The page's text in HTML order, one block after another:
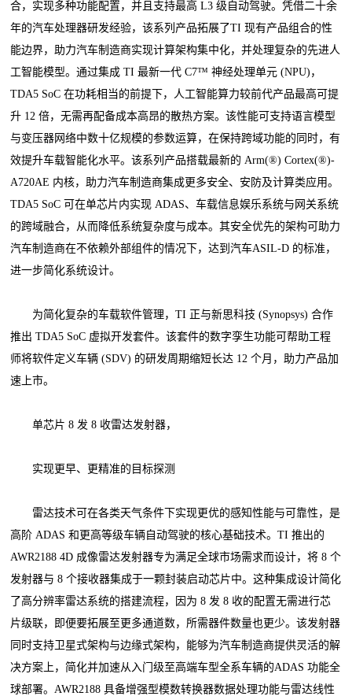
合，实现多种功能配置，并且支持最高 L3 级自动驾驶。凭借二十余
年的汽车处理器研发经验，该系列产品拓展了TI 现有产品组合的性
能边界，助力汽车制造商实现计算架构集中化，并处理复杂的先进人
工智能模型。通过集成 TI 最新一代 C7™ 神经处理单元 (NPU)，
TDA5 SoC 在功耗相当的前提下，人工智能算力较前代产品最高可提
升 12 倍，无需再配备成本高昂的散热方案。该性能可支持语言模型
与变压器网络中数十亿规模的参数运算，在保持跨域功能的同时，有
效提升车载智能化水平。该系列产品搭载最新的 Arm(®) Cortex(®)-
A720AE 内核，助力汽车制造商集成更多安全、安防及计算类应用。
TDA5 SoC 可在单芯片内实现 ADAS、车载信息娱乐系统与网关系统
的跨域融合，从而降低系统复杂度与成本。其安全优先的架构可助力
汽车制造商在不依赖外部组件的情况下，达到汽车ASIL-D 的标准，
进一步简化系统设计。
为简化复杂的车载软件管理，TI 正与新思科技 (Synopsys) 合作
推出 TDA5 SoC 虚拟开发套件。该套件的数字孪生功能可帮助工程
师将软件定义车辆 (SDV) 的研发周期缩短长达 12 个月，助力产品加
速上市。
单芯片 8 发 8 收雷达发射器，
实现更早、更精准的目标探测
雷达技术可在各类天气条件下实现更优的感知性能与可靠性，是
高阶 ADAS 和更高等级车辆自动驾驶的核心基础技术。TI 推出的
AWR2188 4D 成像雷达发射器专为满足全球市场需求而设计，将 8 个
发射器与 8 个接收器集成于一颗封装启动芯片中。这种集成设计简化
了高分辨率雷达系统的搭建流程，因为 8 发 8 收的配置无需进行芯
片级联，即便要拓展至更多通道数，所需器件数量也更少。该发射器
同时支持卫星式架构与边缘式架构，能够为汽车制造商提供灵活的解
决方案上，简化并加速从入门级至高端车型全系车辆的ADAS 功能全
球部署。AWR2188 具备增强型模数转换器数据处理功能与雷达线性